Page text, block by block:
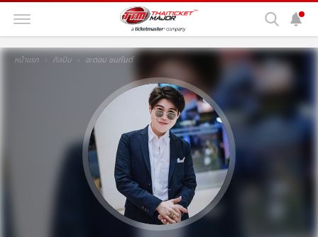
หน้าแรก ศิลปิน อะตอม ชนกันต์